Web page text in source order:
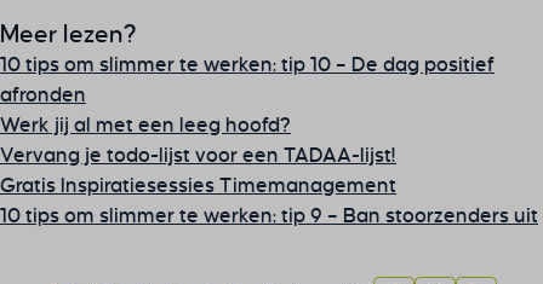
Meer lezen?
10 tips om slimmer te werken: tip 10 – De dag positief
afronden
Werk jij al met een leeg hoofd?
Vervang je todo-lijst voor een TADAA-lijst!
Gratis Inspiratiesessies Timemanagement
10 tips om slimmer te werken: tip 9 – Ban stoorzenders uit